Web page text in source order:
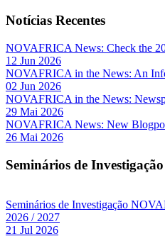
Notícias Recentes
NOVAFRICA News: Check the
12 Jun 2026
NOVAFRICA in the News: An
02 Jun 2026
NOVAFRICA in the News:
29 Mai 2026
NOVAFRICA News: New
26 Mai 2026
Seminários de Investigação
Seminários de Investigação
2026 / 2027
21 Jul 2026